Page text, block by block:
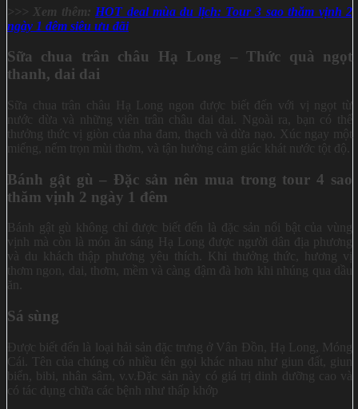
>>> Xem thêm: HOT deal mùa du lịch: Tour 3 sao thăm vịnh 2
ngày 1 đêm siêu ưu đãi
Sữa chua trân châu Hạ Long – Thức quà ngọt
thanh, dai dai
Sữa chua trân châu Hạ Long ngon được biết đến với vị ngọt từ
nước dừa và những viên trân châu dai dai. Ngoài ra, bạn có thể
thưởng thức vị giòn của nha đam, thạch và dừa nạo. Xúc ngay một
miếng, nếm trọn mùi thơm, và tận hưởng cảm giác khát nước tột độ.
Bánh gật gù – Đặc sản nên mua trong tour 4 sao
thăm vịnh 2 ngày 1 đêm
Bánh gật gù không chỉ được biết đến là đặc sản nổi bật của vùng
vịnh mà còn là món ăn sáng Hạ Long được người dân địa phương
và du khách thập phương yêu thích. Khi thưởng thức, hương vị
thơm ngon, dai, thơm, mềm và càng đậm đà hơn khi nhúng qua dầu
ăn.
Sá sùng
Được biết đến là loại hải sản đặc trưng ở Vân Đồn, Hạ Long, Móng
Cái. Tên của chúng có nhiều tên gọi khác nhau như giun đất, giun
biển, bibi, nhân sâm, v.v.Đặc sản này có giá trị dinh dưỡng cao và
có tác dụng chữa các bệnh như thấp khớp